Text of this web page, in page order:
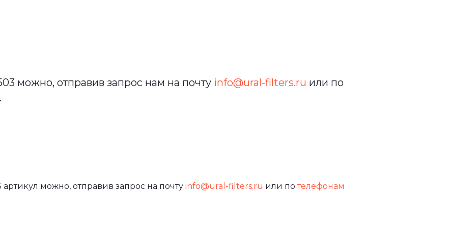
можно, отправив запрос нам на почту info@ural-filters.ru или по
.
артикул можно, отправив запрос на почту info@ural-filters.ru или потелефонам